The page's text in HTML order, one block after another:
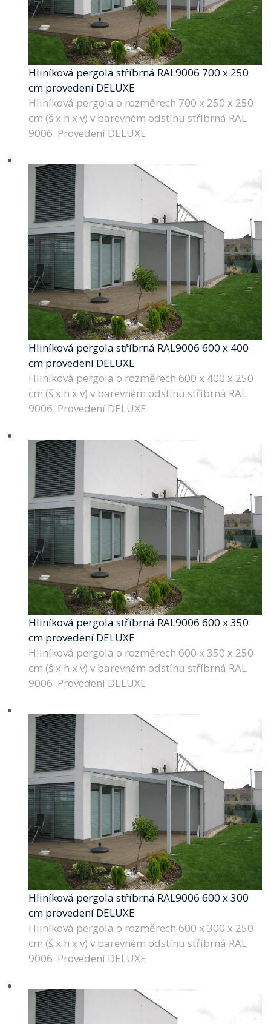
Hliníková pergola stříbrná RAL9006 700 x 250
cm provedení DELUXE
Hliníková pergola o rozměrech 700 x 250 x 250
cm (š x h x v) v barevném odstínu stříbrná RAL
9006. Provedení DELUXE
Hliníková pergola stříbrná RAL9006 600 x 400
cm provedení DELUXE
Hliníková pergola o rozměrech 600 x 400 x 250
cm (š x h x v) v barevném odstínu stříbrná RAL
9006. Provedení DELUXE
Hliníková pergola stříbrná RAL9006 600 x 350
cm provedení DELUXE
Hliníková pergola o rozměrech 600 x 350 x 250
cm (š x h x v) v barevném odstínu stříbrná RAL
9006. Provedení DELUXE
Hliníková pergola stříbrná RAL9006 600 x 300
cm provedení DELUXE
Hliníková pergola o rozměrech 600 x 300 x 250
cm (š x h x v) v barevném odstínu stříbrná RAL
9006. Provedení DELUXE